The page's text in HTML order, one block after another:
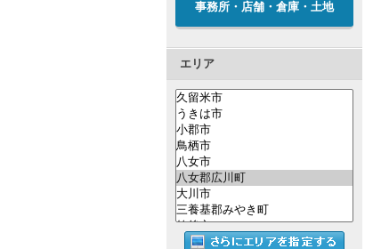
事務所・店舗・倉庫・土地
エリア